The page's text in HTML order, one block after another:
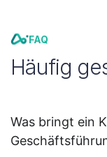
FAQ
Häufig
Was bringt ein